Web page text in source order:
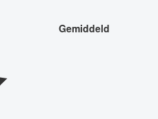
Gemiddeld